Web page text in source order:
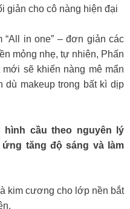
giản cho cô nàng hiện đại
in one” – đơn giản các
mỏng nhẹ, tự nhiên, Phấn
sẽ khiến nàng mê mẩn
dù makeup trong bất kì dịp
hình cầu theo nguyên lý
tăng độ sáng và làm
kim cương cho lớp nền bắt